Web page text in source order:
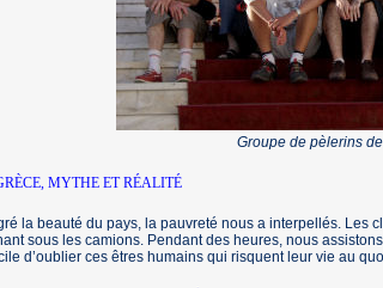
Groupe de pèlerins
MYTHE ET RÉALITÉ
la beauté du pays, la pauvreté nous a interpellés. Les
sous les camions. Pendant des heures, nous
d’oublier ces êtres humains qui risquent leur vie au